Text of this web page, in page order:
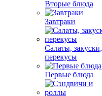
Вторые блюда
Завтраки
Салаты, закуски,
перекусы
Первые блюда